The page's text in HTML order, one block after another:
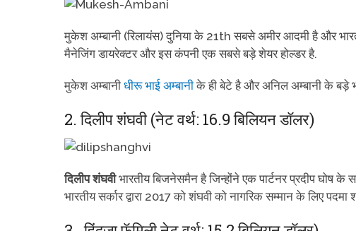
मुकेश अम्बानी (रिलायंस) दुनिया के 21th सबसे अमीर आदमी है और
मैनेजिंग डायरेक्टर और इस कंपनी एक सबसे बड़े शेयर होल्डर है.
मुकेश अम्बानीधीरू भाई अम्बानीके ही बेटे है और अनिल अम्बानी के बड़े
2. दिलीप शंघवी (नेट वर्थ: 16.9 बिलियन डॉलर)
दिलीप शंघवीभारतीय बिजनेसमैन है जिन्होंने एक पार्टनर प्रदीप घोष के
भारतीय सर्कार द्वारा 2017 को शंघवी को नागरिक सम्मान के लिए पदमा